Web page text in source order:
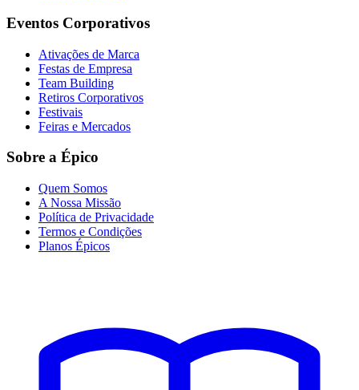
Eventos Corporativos
Ativações de Marca
Festas de Empresa
Team Building
Retiros Corporativos
Festivais
Feiras e Mercados
Sobre a Épico
Quem Somos
A Nossa Missão
Política de Privacidade
Termos e Condições
Planos Épicos